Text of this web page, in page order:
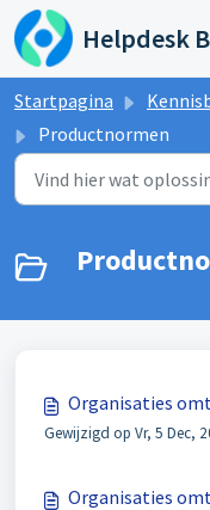
Doorgaan naar
Startpagina
Productnormen
Organisaties
Gewijzigd op Vr, 5 Dec,
Organisaties